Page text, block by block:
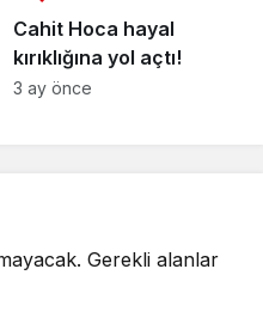
Cahit Hoca hayal
kırıklığına yol açtı!
3 ay önce
Gerekli alanlar